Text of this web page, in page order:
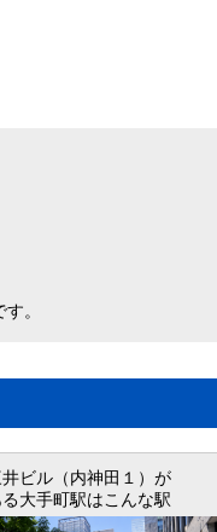
。
ビル（内神田１） が
る大手町駅はこんな駅